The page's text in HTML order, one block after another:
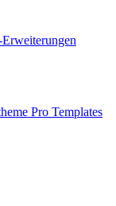
Pro Templates